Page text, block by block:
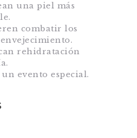
una piel más
combatir los
rehidratación
evento especial.